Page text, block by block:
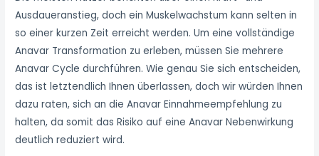
Ausdaueranstieg, doch ein Muskelwachstum kann selten in
so einer kurzen Zeit erreicht werden. Um eine vollständige
Anavar Transformation zu erleben, müssen Sie mehrere
Anavar Cycle durchführen. Wie genau Sie sich entscheiden,
das ist letztendlich Ihnen überlassen, doch wir würden Ihnen
dazu raten, sich an die Anavar Einnahmeempfehlung zu
halten, da somit das Risiko auf eine Anavar Nebenwirkung
deutlich reduziert wird.